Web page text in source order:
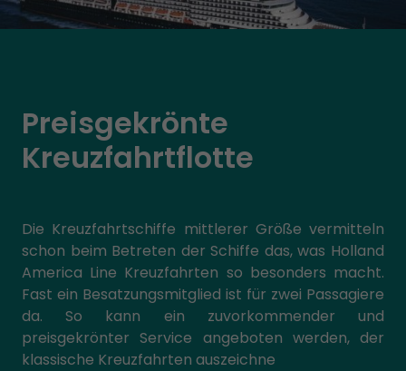
Preisgekrönte
Kreuzfahrtflotte
Die Kreuzfahrtschiffe mittlerer Größe vermitteln
schon beim Betreten der Schiffe das, was Holland
America Line Kreuzfahrten so besonders macht.
Fast ein Besatzungsmitglied ist für zwei Passagiere
da. So kann ein zuvorkommender und
preisgekrönter Service angeboten werden, der
klassische Kreuzfahrten auszeichne